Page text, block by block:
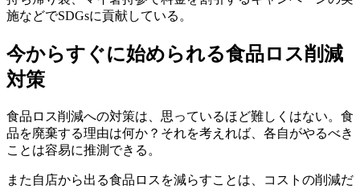
施などでSDGsに貢献している。
今からすぐに始められる食品ロス削減
対策
食品ロス削減への対策は、思っているほど難しくはない。食
品を廃棄する理由は何か？それを考えれば、各自がやるべき
ことは容易に推測できる。
また自店から出る食品ロスを減らすことは、コストの削減だ